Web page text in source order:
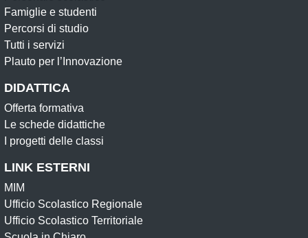
Famiglie e studenti
Percorsi di studio
Tutti i servizi
Plauto per l’Innovazione
DIDATTICA
Offerta formativa
Le schede didattiche
I progetti delle classi
LINK ESTERNI
MIM
Ufficio Scolastico Regionale
Ufficio Scolastico Territoriale